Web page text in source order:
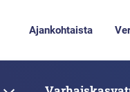
Ajankohtaista